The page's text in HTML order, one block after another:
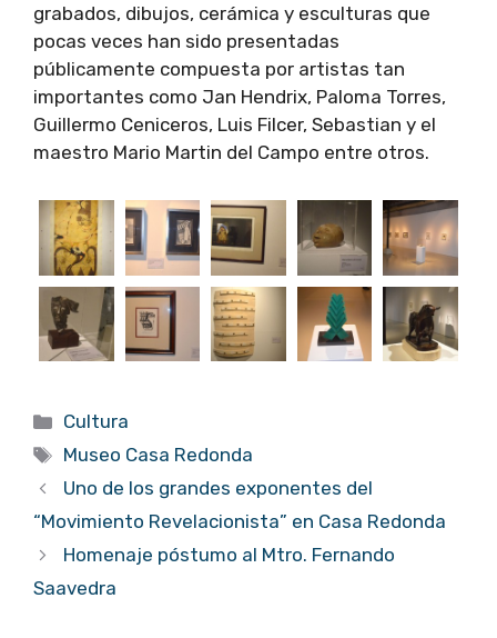
grabados, dibujos, cerámica y esculturas que
pocas veces han sido presentadas
públicamente compuesta por artistas tan
importantes como Jan Hendrix, Paloma Torres,
Guillermo Ceniceros, Luis Filcer, Sebastian y el
maestro Mario Martin del Campo entre otros.
Categorías
Cultura
Etiquetas
Museo Casa Redonda
Uno de los grandes exponentes del
“Movimiento Revelacionista” en Casa Redonda
Homenaje póstumo al Mtro. Fernando
Saavedra